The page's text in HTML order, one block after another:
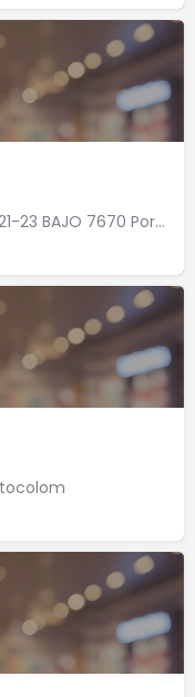
Precio medio: 26,00 Carrer Gavina, 21-23 BAJO 7670 Portocolom